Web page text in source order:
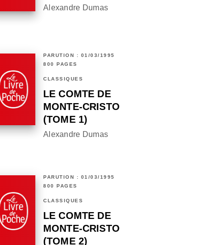
Alexandre Dumas
PARUTION : 01/03/1995
800 PAGES
CLASSIQUES
LE COMTE DE
MONTE-CRISTO
(TOME 1)
Alexandre Dumas
PARUTION : 01/03/1995
800 PAGES
CLASSIQUES
LE COMTE DE
MONTE-CRISTO
(TOME 2)